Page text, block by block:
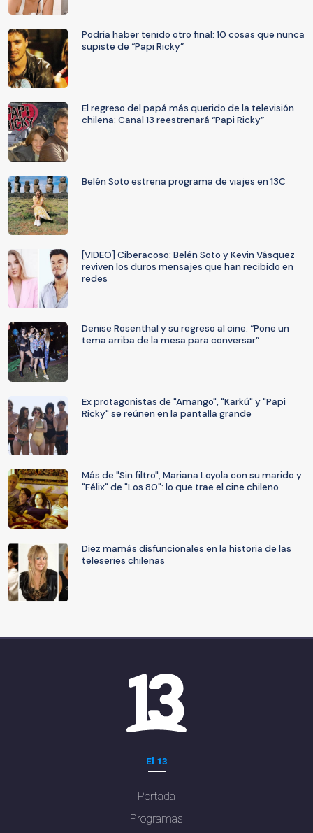
Podría haber tenido otro final: 10 cosas que nunca
supiste de “Papi Ricky”
El regreso del papá más querido de la televisión
chilena: Canal 13 reestrenará “Papi Ricky”
Belén Soto estrena programa de viajes en 13C
[VIDEO] Ciberacoso: Belén Soto y Kevin Vásquez
reviven los duros mensajes que han recibido en
redes
Denise Rosenthal y su regreso al cine: “Pone un
tema arriba de la mesa para conversar”
Ex protagonistas de "Amango", "Karkú" y "Papi
Ricky" se reúnen en la pantalla grande
Más de "Sin filtro", Mariana Loyola con su marido y
"Félix" de "Los 80": lo que trae el cine chileno
Diez mamás disfuncionales en la historia de las
teleseries chilenas
El 13
Portada
Programas